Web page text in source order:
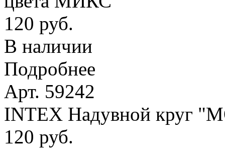
120 руб.
В наличии
Подробнее
Арт. 59242
INTEX Надувной круг
120 руб.